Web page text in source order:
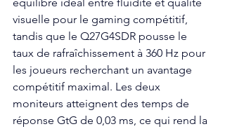
visuelle pour le gaming compétitif,
tandis que le Q27G4SDR pousse le
taux de rafraîchissement à 360 Hz pour
les joueurs recherchant un avantage
compétitif maximal. Les deux
moniteurs atteignent des temps de
réponse GtG de 0,03 ms, ce qui rend la